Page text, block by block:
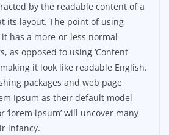
by the readable content of a
its layout. The point of using
has a more-or-less normal
as opposed to using ‘Content
it look like readable English.
packages and web page
Ipsum as their default model
‘lorem ipsum’ will uncover many
infancy.